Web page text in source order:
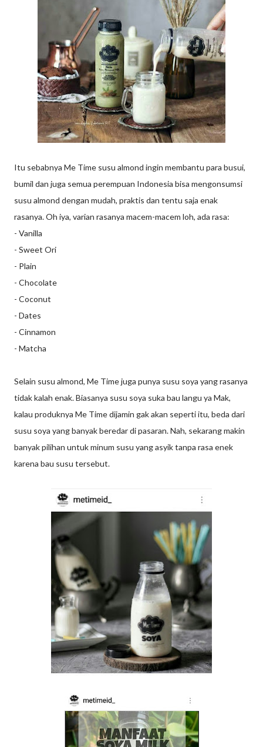
Itu sebabnya Me Time susu almond ingin membantu para busui,
bumil dan juga semua perempuan Indonesia bisa mengonsumsi
susu almond dengan mudah, praktis dan tentu saja enak
rasanya. Oh iya, varian rasanya macem-macem loh, ada rasa:
- Vanilla
- Sweet Ori
- Plain
- Chocolate
- Coconut
- Dates
- Cinnamon
- Matcha
Selain susu almond, Me Time juga punya susu soya yang rasanya
tidak kalah enak. Biasanya susu soya suka bau langu ya Mak,
kalau produknya Me Time dijamin gak akan seperti itu, beda dari
susu soya yang banyak beredar di pasaran. Nah, sekarang makin
banyak pilihan untuk minum susu yang asyik tanpa rasa enek
karena bau susu tersebut.